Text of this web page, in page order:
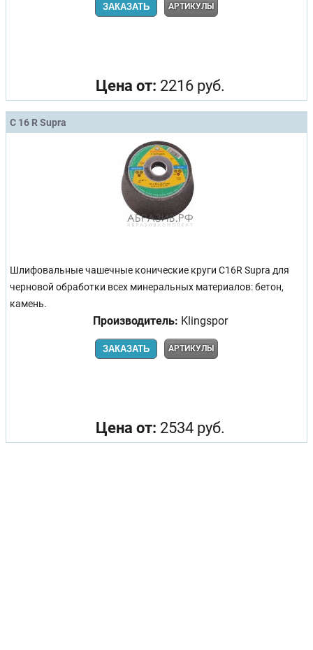
ЗАКАЗАТЬ АРТИКУЛЫ
Цена от: 2216 руб.
C 16 R Supra
Шлифовальные чашечные конические круги C16R Supra для
черновой обработки всех минеральных материалов: бетон,
камень.
Производитель: Klingspor
ЗАКАЗАТЬ АРТИКУЛЫ
Цена от: 2534 руб.